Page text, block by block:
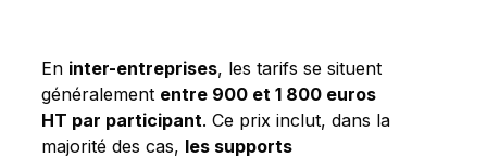
En inter-entreprises, les tarifs se situent
généralement entre 900 et 1 800 euros
HT par participant. Ce prix inclut, dans la
majorité des cas, les supports